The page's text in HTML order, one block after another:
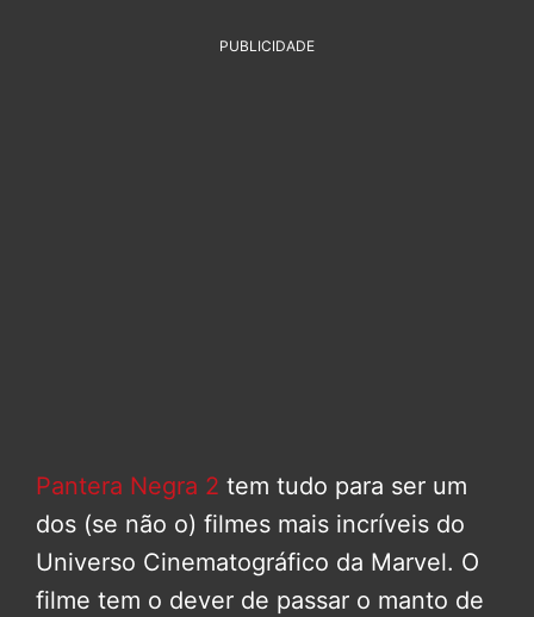
PUBLICIDADE
Pantera Negra 2 tem tudo para ser um
dos (se não o) filmes mais incríveis do
Universo Cinematográfico da Marvel. O
filme tem o dever de passar o manto de